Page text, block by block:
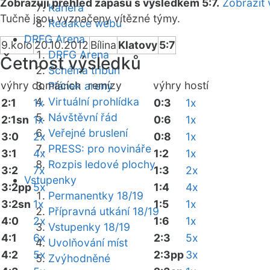
Kariéra
Redakce webu
DRFG Arena
DRFG Arena
Schéma tribun
Plánek areny
Virtuální prohlídka
Návštěvní řád
Veřejné bruslení
PRESS: pro novináře
Rozpis ledové plochy
Vstupenky
Permanentky 18/19
Přípravná utkání 18/19
Vstupenky 18/19
Uvolňování míst
Zvýhodněné
Zobrazuji přehled zápasů s výsledkem 5:7. Zobrazit
Tučně jsou vyznačeny vítězné týmy.
9.kolo 20.10.2012 Bílina Klatovy5:7
Četnost výsledků
výhry domácíchremízy výhry hostí
2:1
1x
2:1sn 1x
3:0
2x
3:1
4x
3:2
7x
3:2pp5x
3:2sn 1x
4:0
2x
4:1
6x
4:2
5x
0:3
1x
0:6
1x
0:8
1x
1:2
1x
1:3
2x
1:4
4x
1:5
1x
1:6
1x
2:3
5x
2:3pp3x